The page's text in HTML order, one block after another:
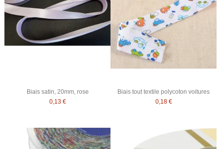
Biais satin, 20mm, rose
0,13 €
Biais tout textile polycoton voitures
0,18 €